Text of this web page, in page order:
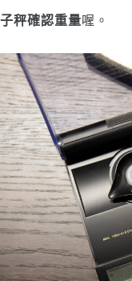
子秤確認重量喔。